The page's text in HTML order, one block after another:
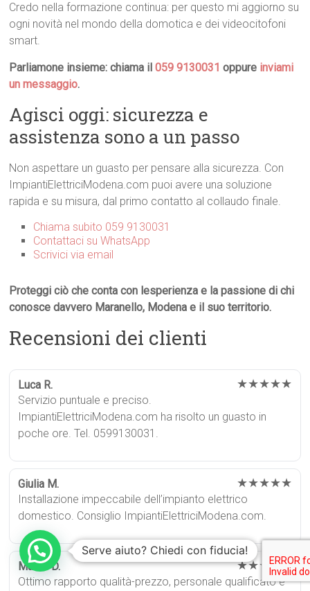
Credo nella formazione continua: per questo mi aggiorno su
ogni novità nel mondo della domotica e dei videocitofoni
smart.
Parliamone insieme: chiama il059 9130031 oppure inviami
un messaggio.
Agisci oggi: sicurezza e
assistenza sono a un passo
Non aspettare un guasto per pensare alla sicurezza. Con
ImpiantiElettriciModena.com puoi avere una soluzione
rapida e su misura, dal primo contatto al collaudo finale.
Chiama subito 059 9130031
Contattaci su WhatsApp
Scrivici via email
Proteggi ciò che conta con lesperienza e la passione di chi
conosce davvero Maranello, Modena e il suo territorio.
Recensioni dei clienti
Luca R. ★★★★★
Servizio puntuale e preciso.
ImpiantiElettriciModena.com ha risolto un guasto in
poche ore. Tel. 0599130031.
Giulia M. ★★★★★
Installazione impeccabile dell’impianto elettrico
domestico. Consiglio ImpiantiElettriciModena.com.
Marco D. ★★★★★
Ottimo rapporto qualità-prezzo, personale qualificato e
Serve aiuto? Chiedi con fiducia!